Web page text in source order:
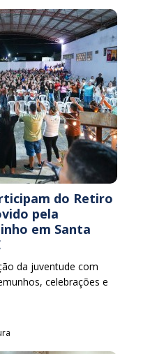
do Retiro
pela
em Santa
da juventude com
celebrações e